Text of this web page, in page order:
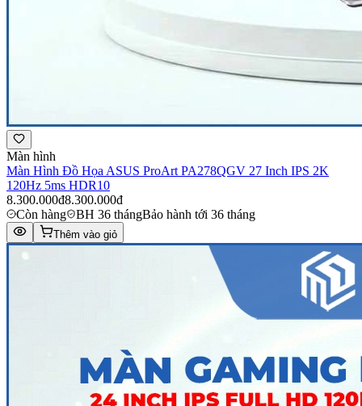
Màn hình
Màn Hình Đồ Họa ASUS ProArt PA278QGV 27 Inch IPS 2K
120Hz 5ms HDR10
8.300.000đ8.300.000đ
Còn hàng
BH 36 thángBảo hành tới 36 tháng
Thêm vào giỏ